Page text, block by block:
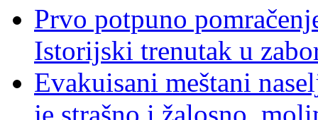
Prvo potpuno
Istorijski trenutak u
Evakuisani meštani
je strašno i žalosno,